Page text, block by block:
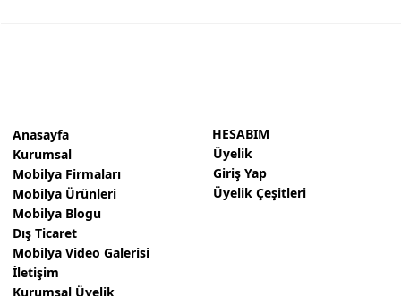
Anasayfa
Kurumsal
Mobilya Firmaları
Mobilya Ürünleri
Mobilya Blogu
Dış Ticaret
Mobilya Video Galerisi
İletişim
Kurumsal Üyelik
HESABIM
Üyelik
Giriş Yap
Üyelik Çeşitleri